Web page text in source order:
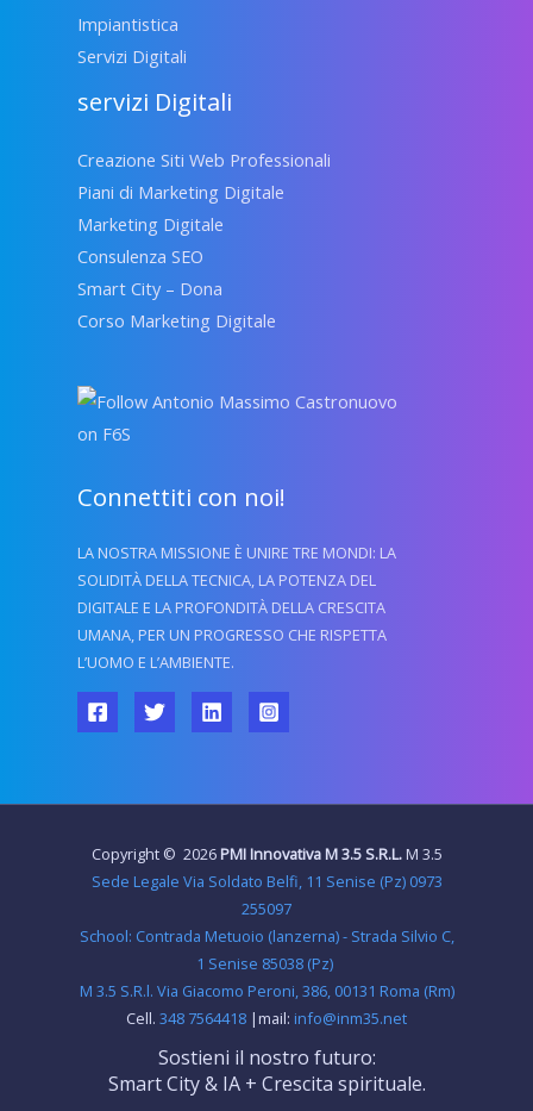
Impiantistica
Servizi Digitali
servizi Digitali
Creazione Siti Web Professionali
Piani di Marketing Digitale
Marketing Digitale
Consulenza SEO
Smart City – Dona
Corso Marketing Digitale
Connettiti con noi!
LA NOSTRA MISSIONE È UNIRE TRE MONDI: LA
SOLIDITÀ DELLA TECNICA, LA POTENZA DEL
DIGITALE E LA PROFONDITÀ DELLA CRESCITA
UMANA, PER UN PROGRESSO CHE RISPETTA
L’UOMO E L’AMBIENTE.
Copyright © 2026 PMI Innovativa M 3.5 S.R.L. M 3.5
Sede Legale Via Soldato Belfi, 11 Senise (Pz) 0973
255097
School: Contrada Metuoio (lanzerna) - Strada Silvio C,
1 Senise 85038 (Pz)
M 3.5 S.R.l. Via Giacomo Peroni, 386, 00131 Roma (Rm)
Cell. 348 7564418 |mail: info@inm35.net
Sostieni il nostro futuro:
Smart City & IA + Crescita spirituale.